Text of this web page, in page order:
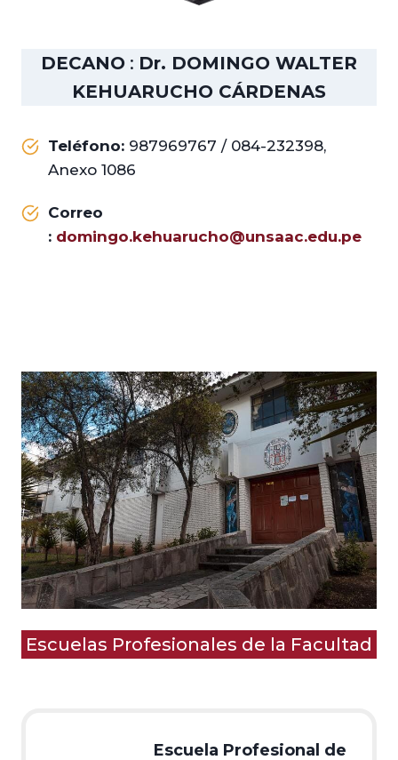
DECANO : Dr. DOMINGO WALTER
KEHUARUCHO CÁRDENAS
Teléfono: 987969767 / 084-232398,
Anexo 1086
Correo
: domingo.kehuarucho@unsaac.edu.pe
Escuelas Profesionales de la Facultad
Escuela Profesional de